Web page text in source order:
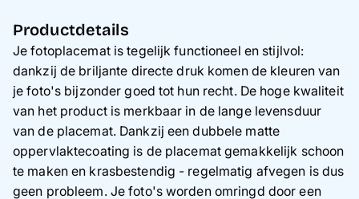
Productdetails
Je fotoplacemat is tegelijk functioneel en stijlvol:
dankzij de briljante directe druk komen de kleuren van
je foto's bijzonder goed tot hun recht. De hoge kwaliteit
van het product is merkbaar in de lange levensduur
van de placemat. Dankzij een dubbele matte
oppervlaktecoating is de placemat gemakkelijk schoon
te maken en krasbestendig - regelmatig afvegen is dus
geen probleem. Je foto's worden omringd door een